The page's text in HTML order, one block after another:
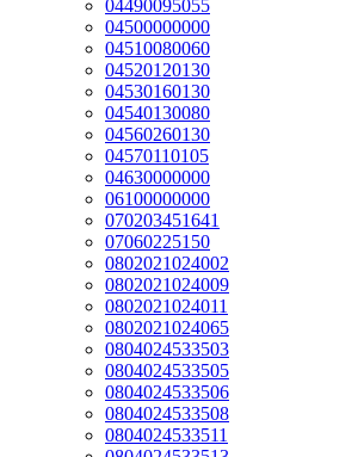
04490095055
04500000000
04510080060
04520120130
04530160130
04540130080
04560260130
04570110105
04630000000
06100000000
070203451641
07060225150
0802021024002
0802021024009
0802021024011
0802021024065
0804024533503
0804024533505
0804024533506
0804024533508
0804024533511